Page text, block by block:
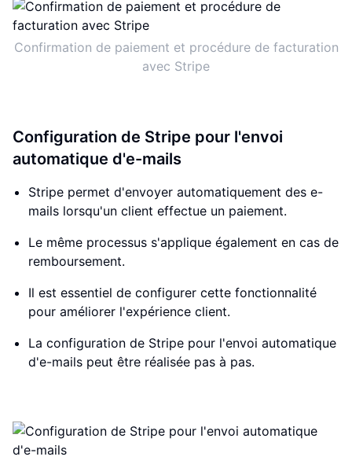
Confirmation de paiement et procédure de facturation
avec Stripe
Configuration de Stripe pour l'envoi
automatique d'e-mails
Stripe permet d'envoyer automatiquement des e-
mails lorsqu'un client effectue un paiement.
Le même processus s'applique également en cas de
remboursement.
Il est essentiel de configurer cette fonctionnalité
pour améliorer l'expérience client.
La configuration de Stripe pour l'envoi automatique
d'e-mails peut être réalisée pas à pas.